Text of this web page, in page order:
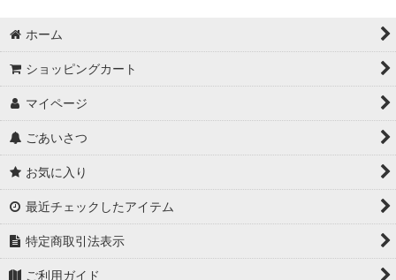
ホーム
ショッピングカート
マイページ
ごあいさつ
お気に入り
最近チェックしたアイテム
特定商取引法表示
ご利用ガイド